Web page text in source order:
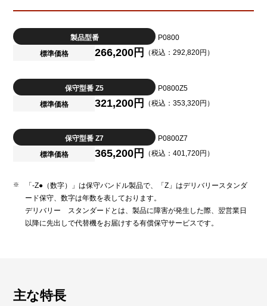
製品型番
P0800
標準価格
266,200円 （税込：292,820円）
保守型番 Z5
P0800Z5
標準価格
321,200円 （税込：353,320円）
保守型番 Z7
P0800Z7
標準価格
365,200円 （税込：401,720円）
「-Z●（数字）」は保守バンドル製品で、「Z」はデリバリースタンダ
ード保守、数字は年数を表しております。
デリバリー スタンダードとは、製品に障害が発生した際、翌営業日
以降に先出しで代替機をお届けする有償保守サービスです。
主な特長